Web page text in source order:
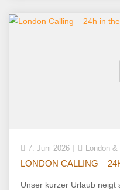
7. Juni 2026 London
LONDON CALLING –
Unser kurzer Urlaub neigt